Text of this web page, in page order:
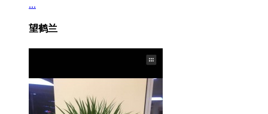
...
望鹤兰